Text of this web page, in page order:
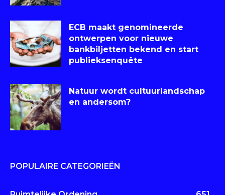
ECB maakt genomineerde
ontwerpen voor nieuwe
bankbiljetten bekend en start
publieksenquête
Natuur wordt cultuurlandschap
en andersom?
POPULAIRE CATEGORIEËN